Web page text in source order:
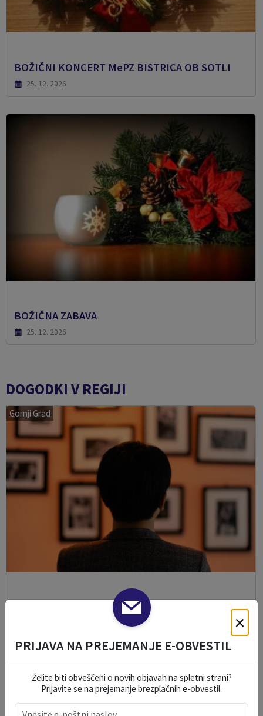
BOŽIČNI KONCERT MePZ BISTRICA OB SOTLI
25. 12. 2026
BOŽIČNA ZABAVA
25. 12. 2026
DOGODKI V REGIJI
Gornji Grad
Kiparska razstava Umetnost v glini
Solčava
×
PRIJAVA NA PREJEMANJE E-OBVESTIL
Želite biti obveščeni o novih objavah na spletni strani?
Prijavite se na prejemanje brezplačnih e-obvestil.